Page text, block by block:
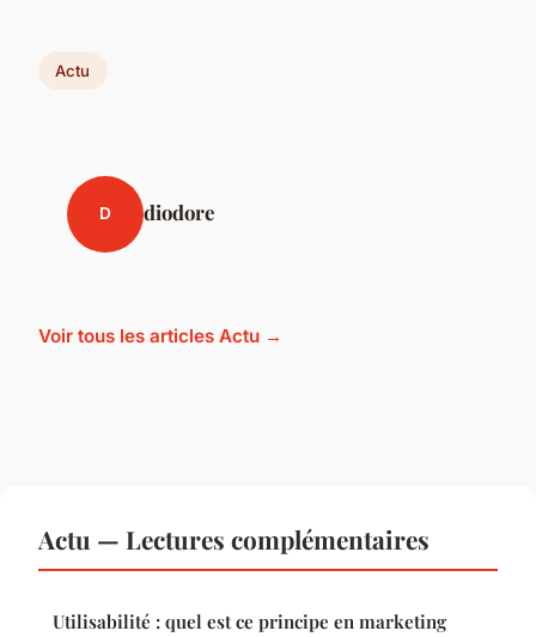
Actu
D diodore
Voir tous les articles Actu →
Actu — Lectures complémentaires
Utilisabilité : quel est ce principe en marketing